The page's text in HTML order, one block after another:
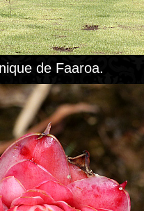
de Faaroa.